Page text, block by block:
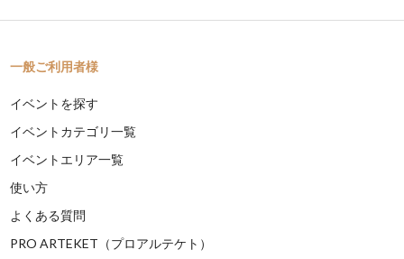
一般ご利用者様
イベントを探す
イベントカテゴリ一覧
イベントエリア一覧
使い方
よくある質問
PRO ARTEKET（プロアルテケト）